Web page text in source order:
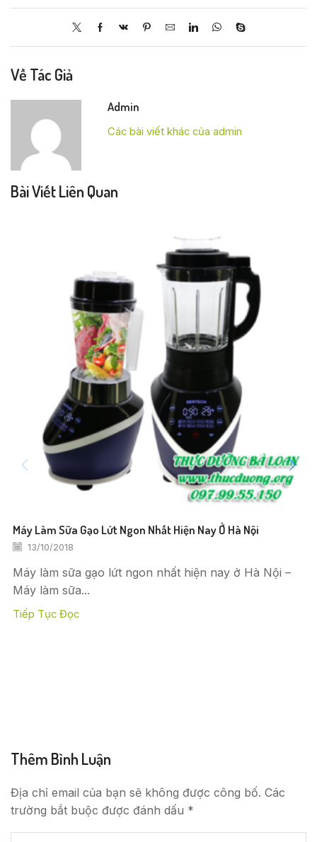
Về Tác Giả
Admin
Các bài viết khác của admin
Bài Viết Liên Quan
Máy Làm Sữa Gạo Lứt Ngon Nhất Hiện Nay Ở Hà Nội
13/10/2018
Máy làm sữa gạo lứt ngon nhất hiện nay ở Hà Nội –
Máy làm sữa...
Tiếp Tục Đọc
Thêm Bình Luận
Địa chỉ email của bạn sẽ không được công bố. Các
trường bắt buộc được đánh dấu *